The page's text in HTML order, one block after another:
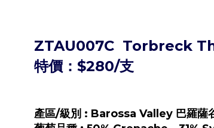
ZTAU007C Torbreck
特價：$280/支
產區/級別 : Barossa Valley 巴羅薩